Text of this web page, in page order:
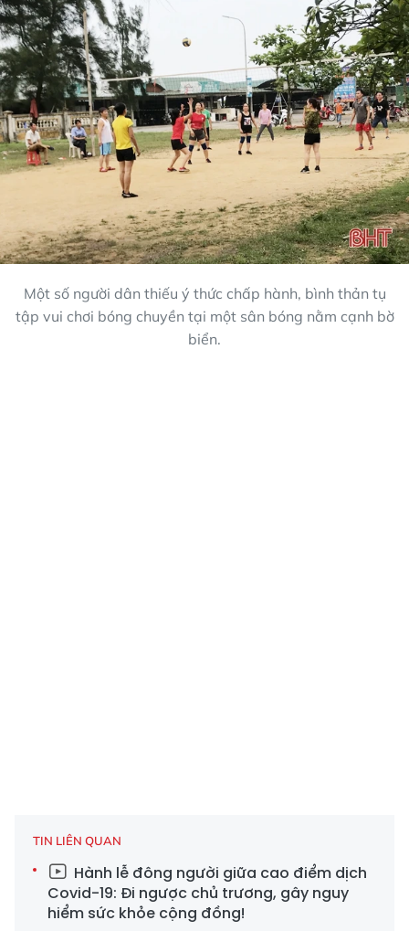
Một số người dân thiếu ý thức chấp hành, bình thản tụ
tập vui chơi bóng chuyền tại một sân bóng nằm cạnh bờ
biển.
TIN LIÊN QUAN
Hành lễ đông người giữa cao điểm dịch
Covid-19: Đi ngược chủ trương, gây nguy
hiểm sức khỏe cộng đồng!